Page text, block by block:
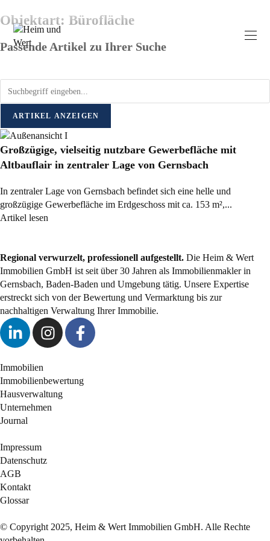
Objektart: Bürofläche
Passende Artikel zu Ihrer Suche
ARTIKEL ANZEIGEN
Großzügige, vielseitig nutzbare Gewerbefläche mit
Altbauflair in zentraler Lage von Gernsbach
In zentraler Lage von Gernsbach befindet sich eine helle und
großzügige Gewerbefläche im Erdgeschoss mit ca. 153 m²,...
Artikel lesen
Regional verwurzelt, professionell aufgestellt. Die Heim & Wert
Immobilien GmbH ist seit über 30 Jahren als Immobilienmakler in
Gernsbach, Baden-Baden und Umgebung tätig. Unsere Expertise
erstreckt sich von der Bewertung und Vermarktung bis zur
nachhaltigen Verwaltung Ihrer Immobilie.
Immobilien
Immobilienbewertung
Hausverwaltung
Unternehmen
Journal
Impressum
Datenschutz
AGB
Kontakt
Glossar
© Copyright 2025, Heim & Wert Immobilien GmbH. Alle Rechte